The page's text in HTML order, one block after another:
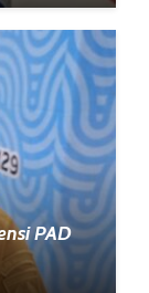
PAD